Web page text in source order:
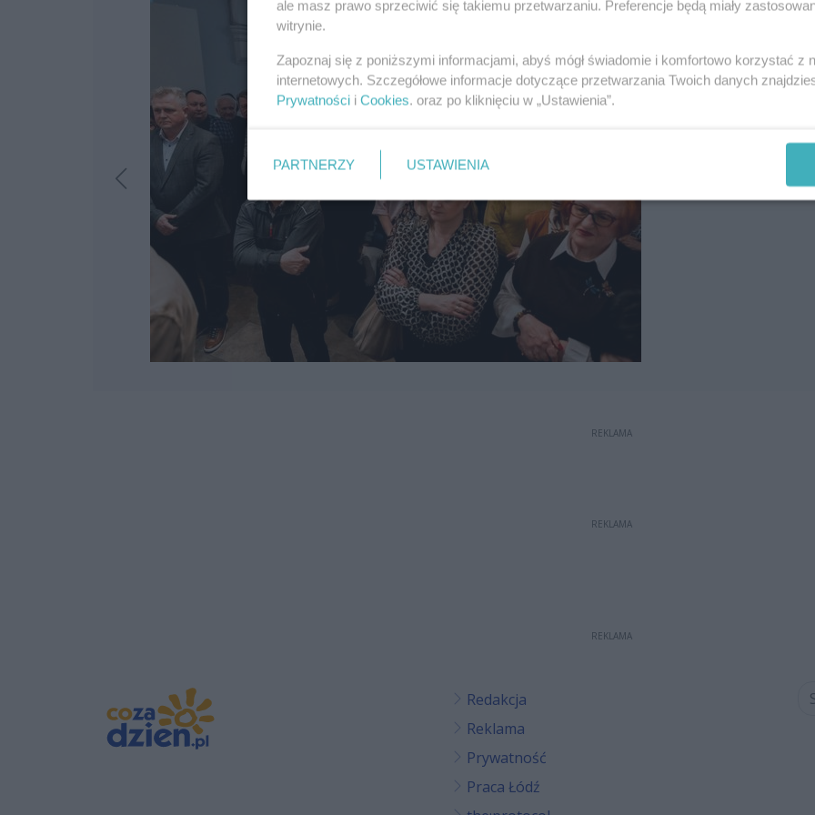
REKLAMA
REKLAMA
REKLAMA
Redakcja
Reklama
Prywatność
Praca Łódź
ale masz prawo sprzeciwić się takiemu przetwarzaniu. Preferencje będą miały
witrynie.
Zapoznaj się z poniższymi informacjami, abyś mógł świadomie i komfortowo korzystać z
internetowych. Szczegółowe informacje dotyczące przetwarzania Twoich danych
Prywatności i Cookies. oraz po kliknięciu w „Ustawienia”.
PARTNERZY USTAWIENIA